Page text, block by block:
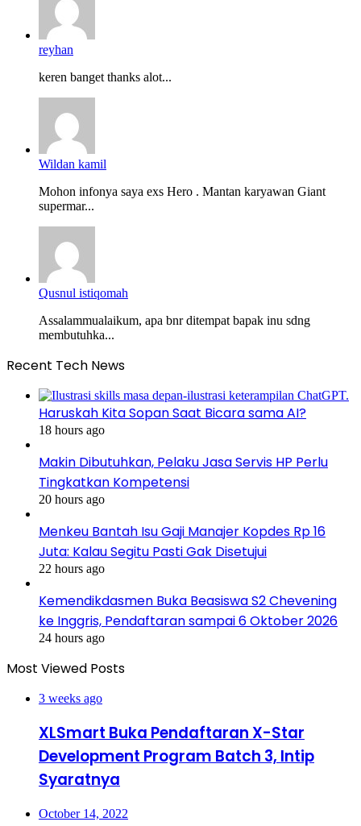
reyhan
keren banget thanks alot...
Wildan kamil
Mohon infonya saya exs Hero . Mantan karyawan Giant
supermar...
Qusnul istiqomah
Assalammualaikum, apa bnr ditempat bapak inu sdng
membutuhka...
Recent Tech News
Haruskah Kita Sopan Saat Bicara sama AI?
18 hours ago
Makin Dibutuhkan, Pelaku Jasa Servis HP Perlu
Tingkatkan Kompetensi
20 hours ago
Menkeu Bantah Isu Gaji Manajer Kopdes Rp 16
Juta: Kalau Segitu Pasti Gak Disetujui
22 hours ago
Kemendikdasmen Buka Beasiswa S2 Chevening
ke Inggris, Pendaftaran sampai 6 Oktober 2026
24 hours ago
Most Viewed Posts
3 weeks ago
XLSmart Buka Pendaftaran X-Star
Development Program Batch 3, Intip
Syaratnya
October 14, 2022